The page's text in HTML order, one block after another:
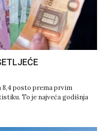
8,4 posto prema prvim
To je najveća godišnja